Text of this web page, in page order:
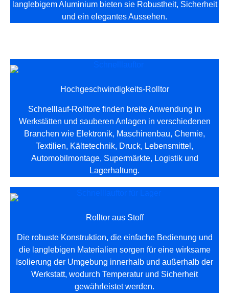
langlebigem Aluminium bieten sie Robustheit, Sicherheit
und ein elegantes Aussehen.
Hochgeschwindigkeits-Rolltor
Schnelllauf-Rolltore finden breite Anwendung in
Werkstätten und sauberen Anlagen in verschiedenen
Branchen wie Elektronik, Maschinenbau, Chemie,
Textilien, Kältetechnik, Druck, Lebensmittel,
Automobilmontage, Supermärkte, Logistik und
Lagerhaltung.
Rolltor aus Stoff
Die robuste Konstruktion, die einfache Bedienung und
die langlebigen Materialien sorgen für eine wirksame
Isolierung der Umgebung innerhalb und außerhalb der
Werkstatt, wodurch Temperatur und Sicherheit
gewährleistet werden.